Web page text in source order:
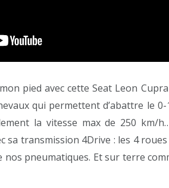
pied avec cette Seat Leon Cupra
qui permettent d’abattre le
la vitesse max de 250
sa transmission 4Drive : les 4
nos pneumatiques. Et sur terre